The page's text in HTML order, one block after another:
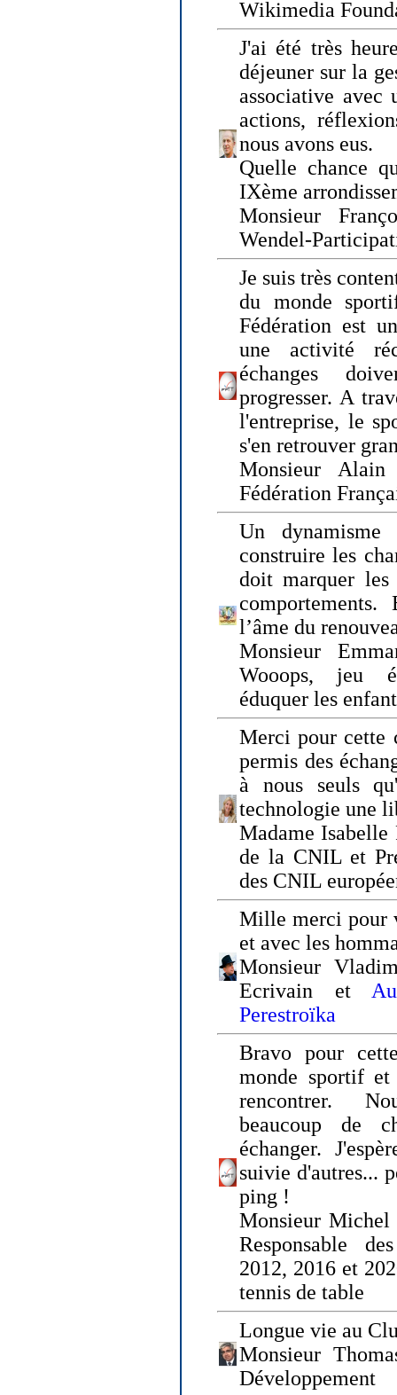
Wikimedia
J'ai été très
déjeuner sur la
associative avec
actions,
nous avons eus.
Quelle chance
IXème
Monsieur
Wendel-
Je suis très
du monde
Fédération est
une activité
échanges
progresser. A
l'entreprise, le
s'en retrouver
Monsieur
Fédération
Un dynamisme
construire les
doit marquer les
l’âme du
Monsieur
Wooops, jeu
éduquer les
Merci pour cette
permis des
à nous seuls
technologie une
Madame Isabelle
de la CNIL et
des CNIL
Mille merci pour
et avec les
Monsieur
Ecrivain et
Perestroïka
Bravo pour
monde sportif
rencontrer.
beaucoup de
échanger.
suivie d'autres...
ping !
Monsieur
Responsable
2012, 2016 et
tennis de table
Longue vie au
Monsieur
Développement